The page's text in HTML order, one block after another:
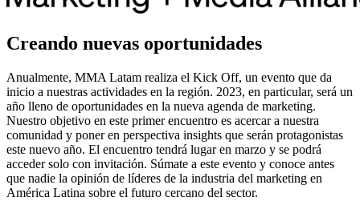
Creando nuevas oportunidades
Anualmente, MMA Latam realiza el Kick Off, un evento que da
inicio a nuestras actividades en la región. 2023, en particular, será un
año lleno de oportunidades en la nueva agenda de marketing.
Nuestro objetivo en este primer encuentro es acercar a nuestra
comunidad y poner en perspectiva insights que serán protagonistas
este nuevo año. El encuentro tendrá lugar en marzo y se podrá
acceder solo con invitación. Súmate a este evento y conoce antes
que nadie la opinión de líderes de la industria del marketing en
América Latina sobre el futuro cercano del sector.